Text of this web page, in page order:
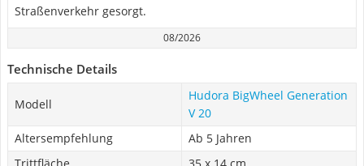
Straßenverkehr gesorgt.
08/2026
Technische Details
Modell
Hudora BigWheel Generation
V 20
Altersempfehlung
Ab 5 Jahren